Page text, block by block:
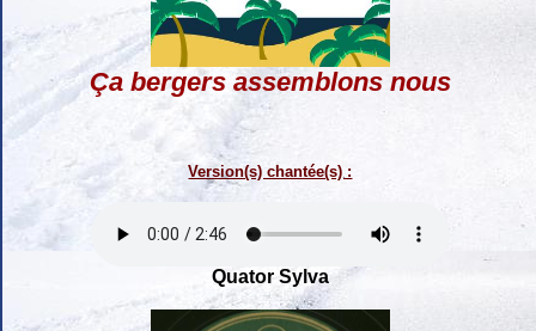
Ça bergers assemblons nous
Version(s) chantée(s) :
Quator Sylva